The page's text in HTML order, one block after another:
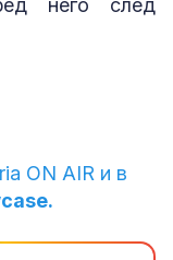
него след
ON AIR и в